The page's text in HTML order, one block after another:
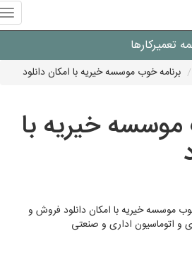
تعمیرکارها
برنامه خوب موسسه خیریه با امکان دانلود
خیریه با
موسسه خیریه با امکان دانلود فروش و
و اتوماسیون اداری و صنعتی